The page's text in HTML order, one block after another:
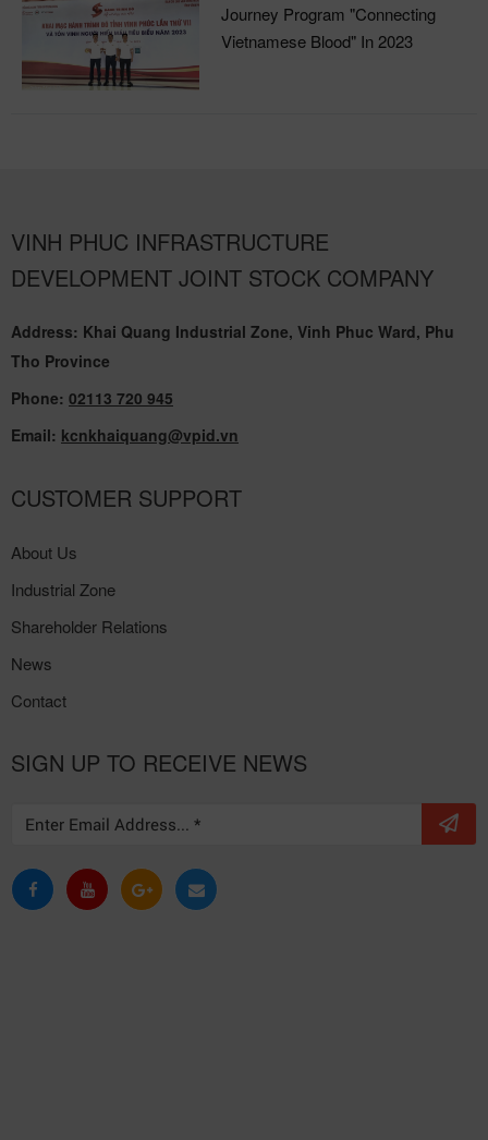
Journey Program "Connecting
Vietnamese Blood" In 2023
VINH PHUC INFRASTRUCTURE
DEVELOPMENT JOINT STOCK COMPANY
Address: Khai Quang Industrial Zone, Vinh Phuc Ward, Phu
Tho Province
Phone: 02113 720 945
Email: kcnkhaiquang@vpid.vn
CUSTOMER SUPPORT
About Us
Industrial Zone
Shareholder Relations
News
Contact
SIGN UP TO RECEIVE NEWS